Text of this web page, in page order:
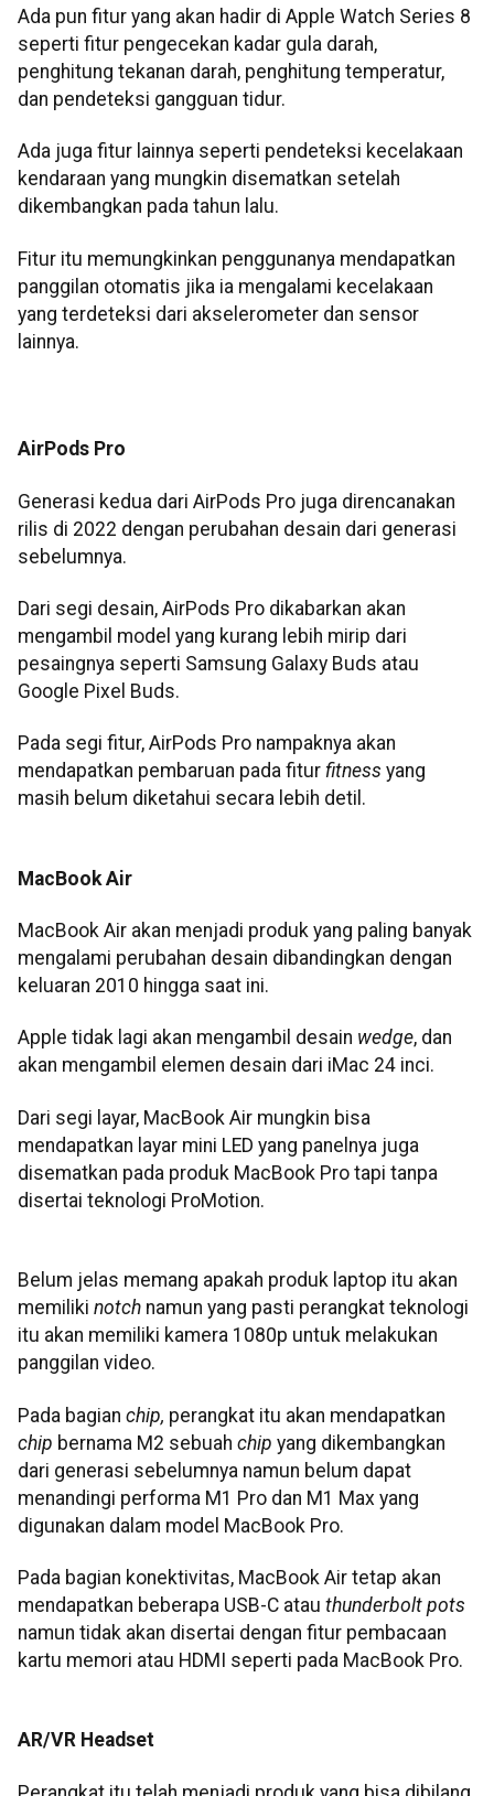
Ada pun fitur yang akan hadir di Apple Watch Series 8
seperti fitur pengecekan kadar gula darah,
penghitung tekanan darah, penghitung temperatur,
dan pendeteksi gangguan tidur.
Ada juga fitur lainnya seperti pendeteksi kecelakaan
kendaraan yang mungkin disematkan setelah
dikembangkan pada tahun lalu.
Fitur itu memungkinkan penggunanya mendapatkan
panggilan otomatis jika ia mengalami kecelakaan
yang terdeteksi dari akselerometer dan sensor
lainnya.
AirPods Pro
Generasi kedua dari AirPods Pro juga direncanakan
rilis di 2022 dengan perubahan desain dari generasi
sebelumnya.
Dari segi desain, AirPods Pro dikabarkan akan
mengambil model yang kurang lebih mirip dari
pesaingnya seperti Samsung Galaxy Buds atau
Google Pixel Buds.
Pada segi fitur, AirPods Pro nampaknya akan
mendapatkan pembaruan pada fitur fitness yang
masih belum diketahui secara lebih detil.
MacBook Air
MacBook Air akan menjadi produk yang paling banyak
mengalami perubahan desain dibandingkan dengan
keluaran 2010 hingga saat ini.
Apple tidak lagi akan mengambil desain wedge, dan
akan mengambil elemen desain dari iMac 24 inci.
Dari segi layar, MacBook Air mungkin bisa
mendapatkan layar mini LED yang panelnya juga
disematkan pada produk MacBook Pro tapi tanpa
disertai teknologi ProMotion.
Belum jelas memang apakah produk laptop itu akan
memiliki notch namun yang pasti perangkat teknologi
itu akan memiliki kamera 1080p untuk melakukan
panggilan video.
Pada bagian chip, perangkat itu akan mendapatkan
chip bernama M2 sebuah chip yang dikembangkan
dari generasi sebelumnya namun belum dapat
menandingi performa M1 Pro dan M1 Max yang
digunakan dalam model MacBook Pro.
Pada bagian konektivitas, MacBook Air tetap akan
mendapatkan beberapa USB-C atau thunderbolt pots
namun tidak akan disertai dengan fitur pembacaan
kartu memori atau HDMI seperti pada MacBook Pro.
AR/VR Headset